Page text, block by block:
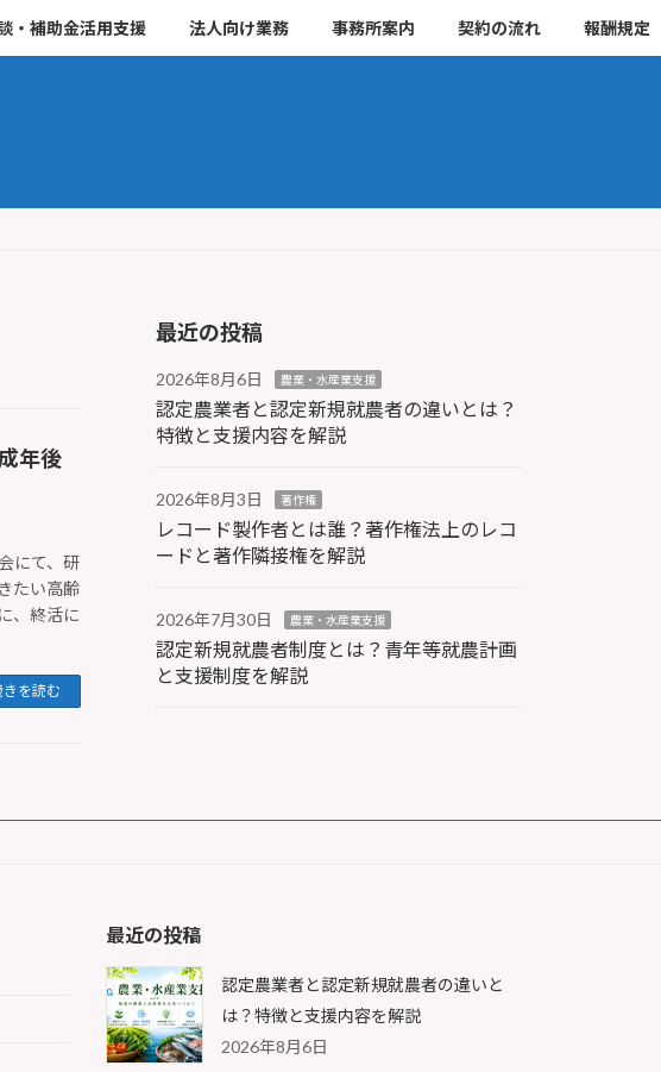
・補助金活用支援 法人向け業務 事務所案内 契約の流れ 報酬規定
年後
にて、研
たい高齢
、終活に
きを読む
最近の投稿
2026年8月6日 農業・水産業支援
認定農業者と認定新規就農者の違いとは？
特徴と支援内容を解説
2026年8月3日 著作権
レコード製作者とは誰？著作権法上のレコ
ードと著作隣接権を解説
2026年7月30日 農業・水産業支援
認定新規就農者制度とは？青年等就農計画
と支援制度を解説
最近の投稿
認定農業者と認定新規就農者の違いと
は？特徴と支援内容を解説
2026年8月6日